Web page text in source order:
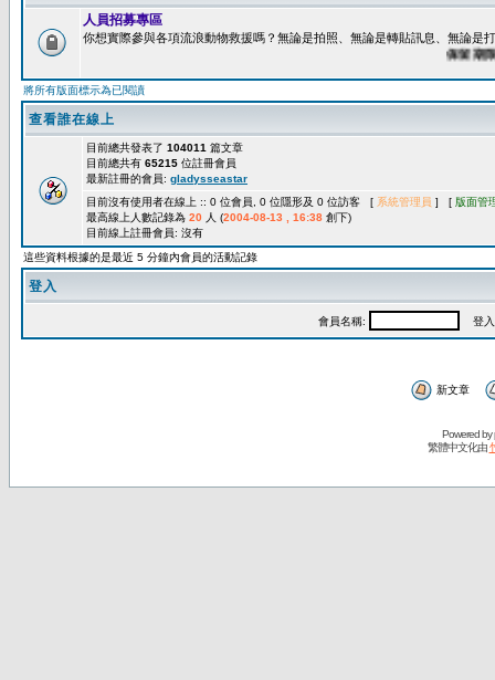
人員招募專區
你想實際參與各項流浪動物救援嗎？無論是拍照、無論是轉貼訊息、無論是
保留期限：
將所有版面標示為已閱讀
查看誰在線上
目前總共發表了 104011 篇文章
目前總共有 65215 位註冊會員
最新註冊的會員: gladysseastar
目前沒有使用者在線上 :: 0 位會員, 0 位隱形及 0 位訪客 [ 系統管理員 ] [ 版面管
最高線上人數記錄為 20 人 (2004-08-13 , 16:38 創下)
目前線上註冊會員: 沒有
這些資料根據的是最近 5 分鐘內會員的活動記錄
登入
會員名稱: 登入
新文章
Powered by
繁體中文化由